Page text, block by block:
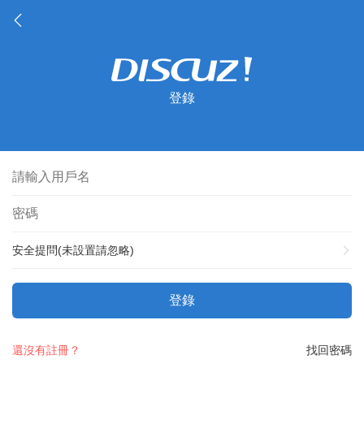
登錄
安全提問(未設置請忽略)
登錄
找回密碼
還沒有註冊？